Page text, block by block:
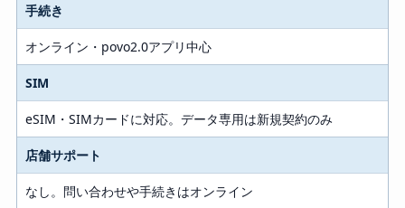
手続き
オンライン・povo2.0アプリ中心
SIM
eSIM・SIMカードに対応。データ専用は新規契約のみ
店舗サポート
なし。問い合わせや手続きはオンライン